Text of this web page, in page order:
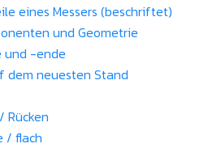
eines Messers (beschriftet)
und Geometrie
und -ende
dem neuesten Stand
Rücken
/ flach